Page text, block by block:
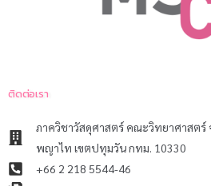
ติดต่อเรา
ภาควิชาวัสดุศาสตร์ คณะวิทยาศาสต
พญาไท เขตปทุมวัน กทม. 10330
+66 2 218 5544-46